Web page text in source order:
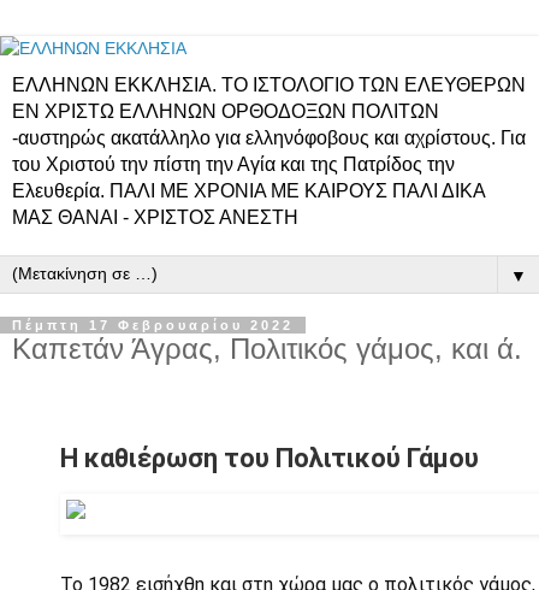
ΕΛΛΗΝΩΝ ΕΚΚΛΗΣΙΑ. ΤΟ ΙΣΤΟΛΟΓΙΟ ΤΩΝ ΕΛΕΥΘΕΡΩΝ
ΕΝ ΧΡΙΣΤΩ ΕΛΛΗΝΩΝ ΟΡΘΟΔΟΞΩΝ ΠΟΛΙΤΩΝ
-αυστηρώς ακατάλληλο για ελληνόφοβους και αχρίστους. Για
του Χριστού την πίστη την Αγία και της Πατρίδος την
Ελευθερία. ΠΑΛΙ ΜΕ ΧΡΟΝΙΑ ΜΕ ΚΑΙΡΟΥΣ ΠΑΛΙ ΔΙΚΑ
ΜΑΣ ΘΑΝΑΙ - ΧΡΙΣΤΟΣ ΑΝΕΣΤΗ
▼
Πέμπτη 17 Φεβρουαρίου 2022
Καπετάν Άγρας, Πολιτικός γάμος, και ά.
Η καθιέρωση του Πολιτικού Γάμου
To 1982 εισήχθη και στη χώρα μας ο πολιτικός